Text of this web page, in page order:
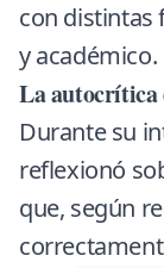
con distintas
y académico.
La autocrítica
Durante su
reflexionó
que, según